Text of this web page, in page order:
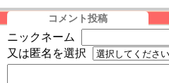
コメント投稿
ニックネーム
又は匿名を選択